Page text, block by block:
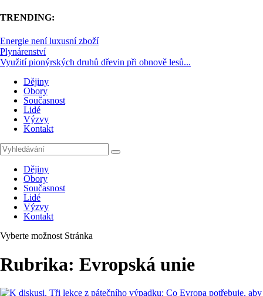
TRENDING:
Energie není luxusní zboží
Plynárenství
Využití pionýrských druhů dřevin při obnově lesů...
Dějiny
Obory
Současnost
Lidé
Výzvy
Kontakt
Dějiny
Obory
Současnost
Lidé
Výzvy
Kontakt
Vyberte možnost Stránka
Rubrika: Evropská unie